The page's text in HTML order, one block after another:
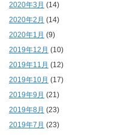
2020年3月 (14)
2020年2月 (14)
2020年1月 (9)
2019年12月 (10)
2019年11月 (12)
2019年10月 (17)
2019年9月 (21)
2019年8月 (23)
2019年7月 (23)